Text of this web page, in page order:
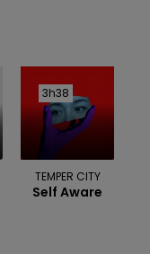
3h38
3h38
TEMPER CITY
Self Aware